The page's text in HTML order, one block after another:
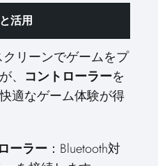
活用
リーンでゲームをプ
、 コントローラーを
適なゲーム体験が得
ーラー ：Bluetooth対